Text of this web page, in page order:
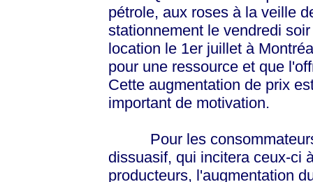
pétrole, aux roses à la veille
stationnement le vendredi
location le 1er juillet à
pour une ressource et que
Cette augmentation de prix
important de motivation.
Pour les consommateurs,
dissuasif, qui incitera ceux-ci
producteurs, l'augmentation